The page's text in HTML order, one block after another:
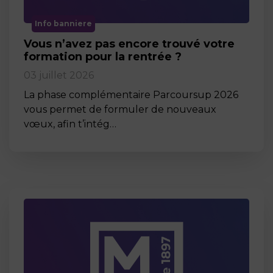
Info banniere
Vous n’avez pas encore trouvé votre
formation pour la rentrée ?
03 juillet 2026
La phase complémentaire Parcoursup 2026
vous permet de formuler de nouveaux
vœux, afin t’intég…